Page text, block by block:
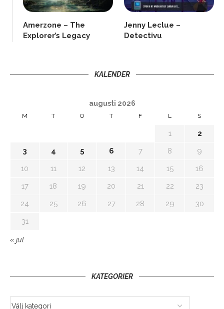
Amerzone – The
Explorer’s Legacy
Jenny Leclue –
Detectivu
KALENDER
augusti 2026
M T O T F L S
1
2
3
4 5 6 7 8
9
10
11 12 13 14 15
16
17
18 19 20 21 22
23
24
25 26 27 28 29
30
31
« jul
KATEGORIER